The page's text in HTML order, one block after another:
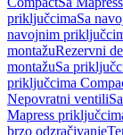
priključcimaSa
navojnim
montažuRezervni
montažuSa
priključcima
Nepovratni ventili
Mapress
brzo odzračivanje